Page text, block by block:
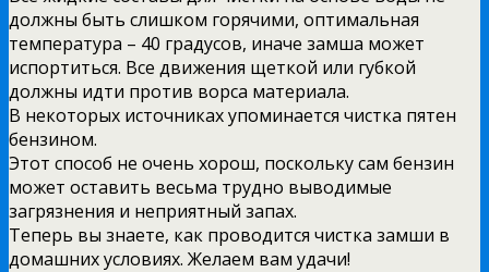
должны быть слишком горячими, оптимальная
температура – 40 градусов, иначе замша может
испортиться. Все движения щеткой или губкой
должны идти против ворса материала.
В некоторых источниках упоминается чистка пятен
бензином.
Этот способ не очень хорош, поскольку сам бензин
может оставить весьма трудно выводимые
загрязнения и неприятный запах.
Теперь вы знаете, как проводится чистка замши в
домашних условиях. Желаем вам удачи!